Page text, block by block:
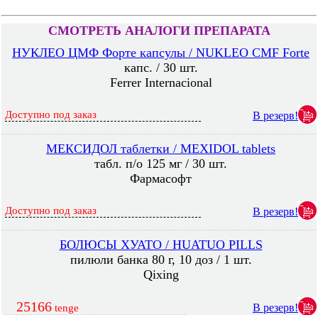
СМОТРЕТЬ АНАЛОГИ ПРЕПАРАТА
НУКЛЕО ЦМФ Форте капсулы / NUKLEO CMF Forte
капс. / 30 шт.
Ferrer Internacional
Доступно под заказ В резерв!
МЕКСИДОЛ таблетки / MEXIDOL tablets
табл. п/о 125 мг / 30 шт.
Фармасофт
Доступно под заказ В резерв!
БОЛЮСЫ ХУАТО / HUATUO PILLS
пилюли банка 80 г, 10 доз / 1 шт.
Qixing
25166 tenge В резерв!